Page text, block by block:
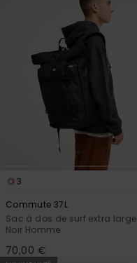
3
Commute 37L
Sac à dos de surf extra large
Noir Homme
70,00 €